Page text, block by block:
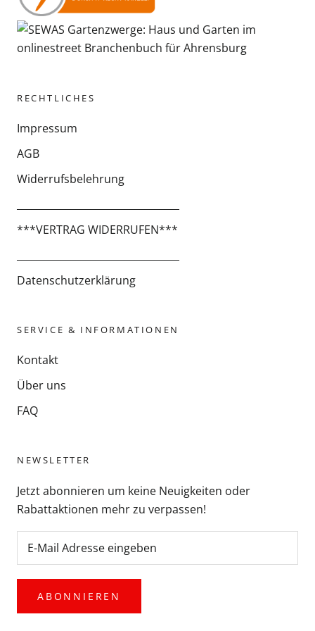
RECHTLICHES
Impressum
AGB
Widerrufsbelehrung
***VERTRAG WIDERRUFEN***
Datenschutzerklärung
SERVICE & INFORMATIONEN
Kontakt
Über uns
FAQ
NEWSLETTER
Jetzt abonnieren um keine Neuigkeiten oder
Rabattaktionen mehr zu verpassen!
ABONNIEREN